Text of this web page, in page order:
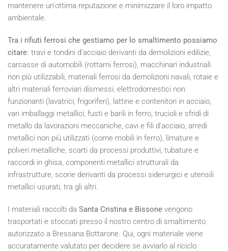
mantenere un'ottima reputazione e minimizzare il loro impatto
ambientale.
Tra i rifiuti ferrosi che gestiamo per lo smaltimento possiamo
citare: travi e tondini d'acciaio derivanti da demolizioni edilizie,
carcasse di automobili (rottami ferrosi), macchinari industriali
non più utilizzabili, materiali ferrosi da demolizioni navali, rotaie e
altri materiali ferroviari dismessi, elettrodomestici non
funzionanti (lavatrici, frigoriferi), lattine e contenitori in acciaio,
vari imballaggi metallici, fusti e barili in ferro, trucioli e sfridi di
metallo da lavorazioni meccaniche, cavi e fili d'acciaio, arredi
metallici non più utilizzati (come mobili in ferro), limature e
polveri metalliche, scarti da processi produttivi, tubature e
raccordi in ghisa, componenti metallici strutturali da
infrastrutture, scorie derivanti da processi siderurgici e utensili
metallici usurati, tra gli altri.
I materiali raccolti da Santa Cristina e Bissone vengono
trasportati e stoccati presso il nostro centro di smaltimento
autorizzato a Bressana Bottarone. Qui, ogni materiale viene
accuratamente valutato per decidere se avviarlo al riciclo